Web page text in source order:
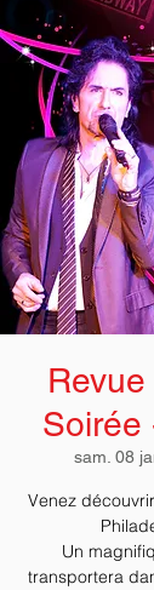
Soirée
sam. 08
Venez
Un
transportera